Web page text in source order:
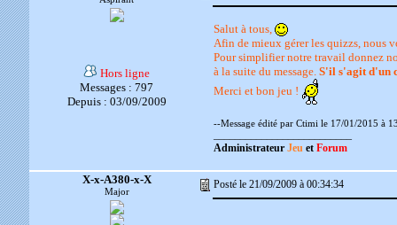
Hors ligne
Messages : 797
Depuis : 03/09/2009
Salut à tous,
Afin de mieux gérer les quizzs, nous
Pour simplifier notre travail donnez
à la suite du message. S'il s'agit d'un
Merci et bon jeu !
--Message édité par Ctimi le 17/01/2015 à
Administrateur Jeuet Forum
X-x-A380-x-X
Major
Posté le 21/09/2009 à 00:34:34